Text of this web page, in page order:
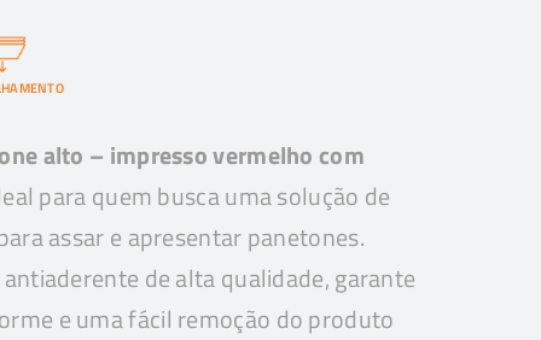
alto – impresso vermelho com
para quem busca uma solução de
assar e apresentar panetones.
de alta qualidade, garante
e uma fácil remoção do produto